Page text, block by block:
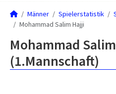
Männer Spielerstatistik
Mohammad Salim Hajji
Mohammad
(1.Mannschaft)